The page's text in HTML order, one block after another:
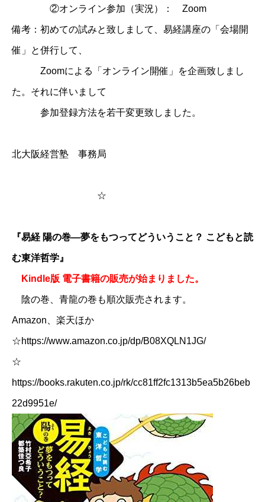
②オンライン参加（実況）： Zoom
備考：初めての試みと致しまして、易経講座の「会場開
催」と併行して、
Zoomによる「オンライン開催」を企画致しまし
た。それに伴いまして
参加登録方法を若干変更致しました。
北大阪経営塾 事務局
☆
『易経 陽の巻―夢をもつってどういうこと？ こどもと読
む東洋哲学』
Kindle版 電子書籍の販売が始まりました。
陰の巻、青龍の巻も順次販売されます。
Amazon、楽天ほか
☆​https://www.amazon.co.jp/dp/B08XQLN1JG/
☆​
https://books.rakuten.co.jp/rk/cc81ff2fc1313b5ea5b26beb
22d9951e/